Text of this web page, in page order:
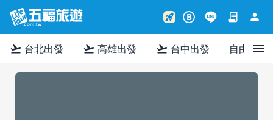
rocket_launch B contract person
flight_takeoff 台北出發 flight_takeoff 高雄出發 flight_takeoff 台中出發 自由行menu